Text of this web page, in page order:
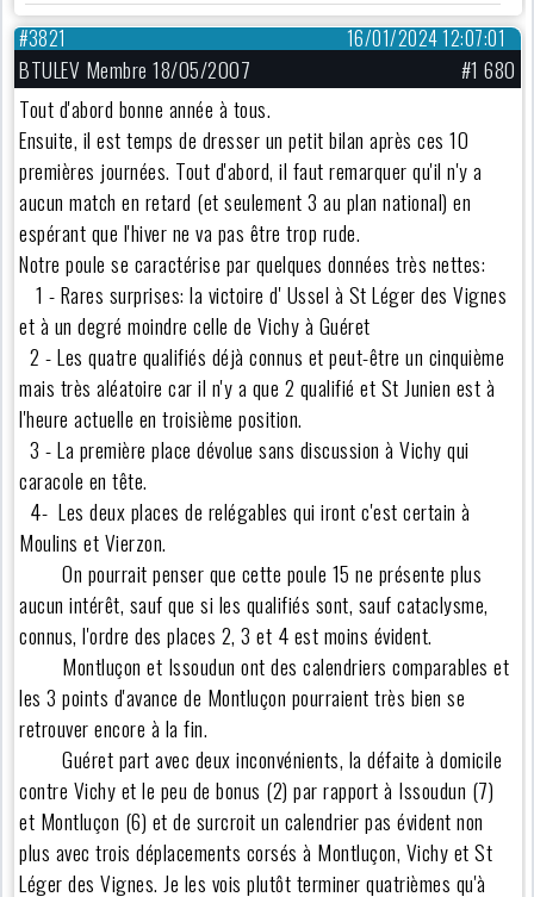
16/01/2024 12:07:01
#3821
BTULEV Membre 18/05/2007
#1 680
Tout d'abord bonne année à tous.
Ensuite, il est temps de dresser un petit bilan après ces 10
premières journées. Tout d'abord, il faut remarquer qu'il n'y a
aucun match en retard (et seulement 3 au plan national) en
espérant que l'hiver ne va pas être trop rude.
Notre poule se caractérise par quelques données très nettes:
1 - Rares surprises: la victoire d' Ussel à St Léger des Vignes
et à un degré moindre celle de Vichy à Guéret
2 - Les quatre qualifiés déjà connus et peut-être un cinquième
mais très aléatoire car il n'y a que 2 qualifié et St Junien est à
l'heure actuelle en troisième position.
3 - La première place dévolue sans discussion à Vichy qui
caracole en tête.
4- Les deux places de relégables qui iront c'est certain à
Moulins et Vierzon.
On pourrait penser que cette poule 15 ne présente plus
aucun intérêt, sauf que si les qualifiés sont, sauf cataclysme,
connus, l'ordre des places 2, 3 et 4 est moins évident.
Montluçon et Issoudun ont des calendriers comparables et
les 3 points d'avance de Montluçon pourraient très bien se
retrouver encore à la fin.
Guéret part avec deux inconvénients, la défaite à domicile
contre Vichy et le peu de bonus (2) par rapport à Issoudun (7)
et Montluçon (6) et de surcroit un calendrier pas évident non
plus avec trois déplacements corsés à Montluçon, Vichy et St
Léger des Vignes. Je les vois plutôt terminer quatrièmes qu'à